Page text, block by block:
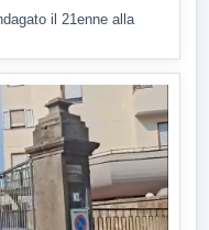
il 21enne alla